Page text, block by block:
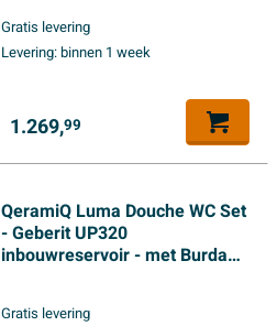
bedieningsplaat - rechthoekige
knoppen - glans wit
Gratis levering
Levering:binnen 1 week
1.269,99
QeramiQ Luma Douche WC Set
- Geberit UP320
inbouwreservoir - met Burda
Gratis levering